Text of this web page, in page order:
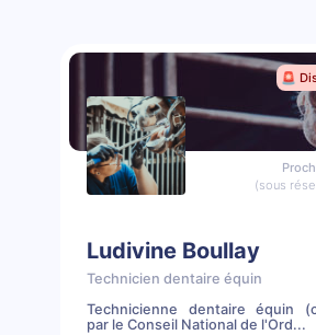
🚨
(sous
Ludivine Boullay
Technicien dentaire équin
Technicienne dentaire équin
par le Conseil National de l'Ord...